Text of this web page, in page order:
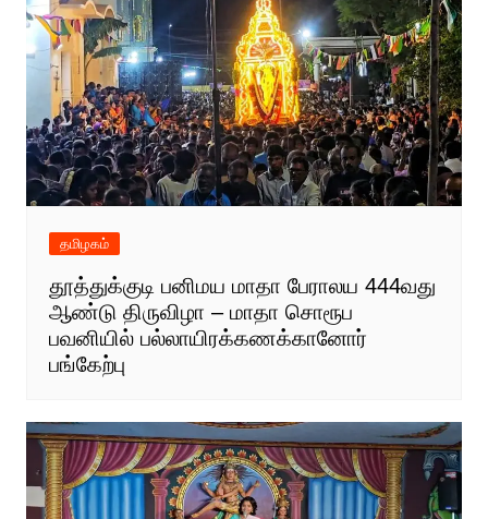
தமிழகம்
தூத்துக்குடி பனிமய மாதா பேராலய 444வது
ஆண்டு திருவிழா – மாதா சொரூப
பவனியில் பல்லாயிரக்கணக்கானோர்
பங்கேற்பு